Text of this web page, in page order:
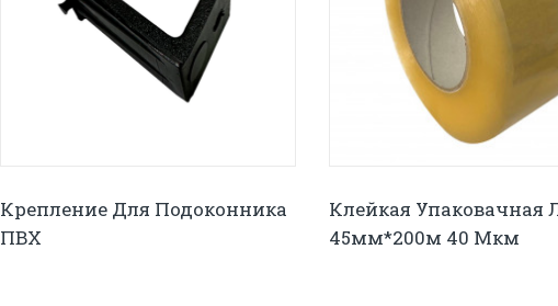
Крепление Для Подоконника
ПВХ
Клейкая Упаковачная
45мм*200м 40 Мкм